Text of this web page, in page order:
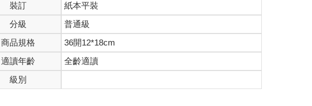
裝訂
紙本平裝
分級
普通級
商品規格
36開12*18cm
適讀年齡
全齡適讀
級別